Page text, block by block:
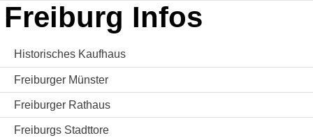
Freiburg Infos
Historisches Kaufhaus
Freiburger Münster
Freiburger Rathaus
Freiburgs Stadttore